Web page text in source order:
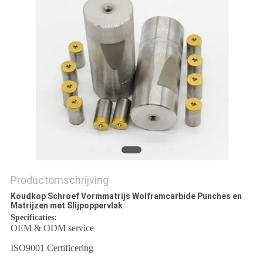
Productomschrijving
Koudkop Schroef Vormmatrijs Wolframcarbide Punches en
Matrijzen met Slijpoppervlak
Specificaties:
OEM & ODM service
ISO9001 Certificering